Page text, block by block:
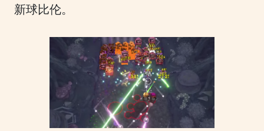
新球比伦。